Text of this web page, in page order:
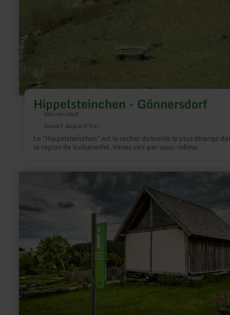
Hippelsteinchen - Gönnersdorf
Gönnersdorf
Ouvert aujourd'hui
Le "Hippelsteinchen" est le rocher dolomite le plus étrange
la région de Vulkaneifel. Venez voir par vous-même.
Villenanlage,
Duppach-
Weiermühle